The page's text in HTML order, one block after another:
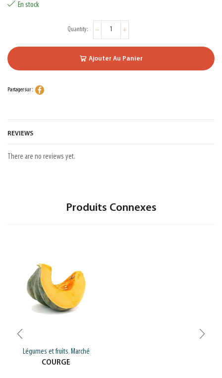
En stock
Ajouter Au Panier
Partager sur :
REVIEWS
There are no reviews yet.
Produits Connexes
Légumes et fruits, Marché
COURGE